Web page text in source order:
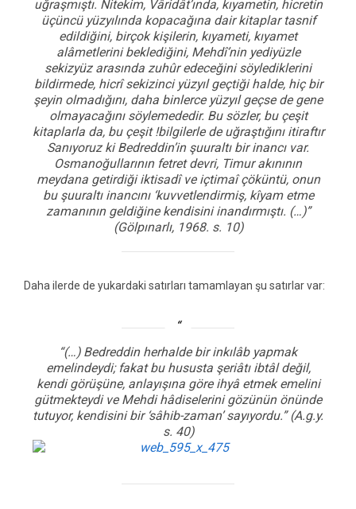
uğraşmıştı. Nitekim, Vâridât’ında, kıyametin, hicretin
üçüncü yüzyılında kopacağına dair kitaplar tasnif
edildiğini, birçok kişilerin, kıyameti, kıyamet
alâmetlerini beklediğini, Mehdî’nin yediyüzle
sekizyüz arasında zuhûr edeceğini söylediklerini
bildirmede, hicrî sekizinci yüzyıl geçtiği halde, hiç bir
şeyin olmadığını, daha binlerce yüzyıl geçse de gene
olmayacağını söylemededir. Bu sözler, bu çeşit
kitaplarla da, bu çeşit !bilgilerle de uğraştığını itiraftır
Sanıyoruz ki Bedreddin’in şuuraltı bir inancı var.
Osmanoğullarının fetret devri, Timur akınının
meydana getirdiği iktisadî ve içtimaî çöküntü, onun
bu şuuraltı inancını ‘kuvvetlendirmiş, kîyam etme
zamanının geldiğine kendisini inandırmıştı. (…)”
(Gölpınarlı, 1968. s. 10)
Daha ilerde de yukardaki satırları tamamlayan şu satırlar var:
“(…) Bedreddin herhalde bir inkılâb yapmak
emelindeydi; fakat bu hususta şeriâtı ibtâl değil,
kendi görüşüne, anlayışına göre ihyâ etmek emelini
gütmekteydi ve Mehdi hâdiselerini gözünün önünde
tutuyor, kendisini bir ‘sâhib-zaman’ sayıyordu.”(A.g.y.
s. 40)